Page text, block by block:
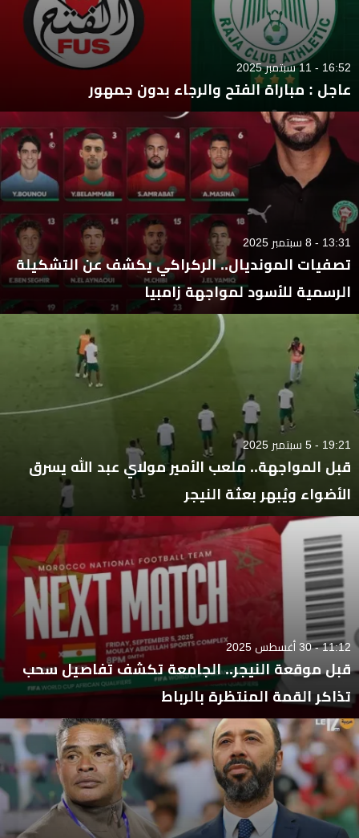
16:52 - 11 سبتمبر 2025
عاجل : مباراة الفتح والرجاء بدون جمهور
13:31 - 8 سبتمبر 2025
تصفيات المونديال.. الركراكي يكشف عن التشكيلة
الرسمية للأسود لمواجهة زامبيا
19:21 - 5 سبتمبر 2025
قبل المواجهة.. ملعب الأمير مولاي عبد الله يسرق
الأضواء ويُبهر بعثة النيجر
11:12 - 30 أغسطس 2025
قبل موقعة النيجر.. الجامعة تكشف تفاصيل سحب
تذاكر القمة المنتظرة بالرباط